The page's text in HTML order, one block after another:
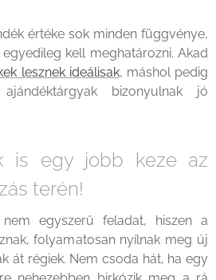
értéke sok minden függvénye,
kell meghatározni. Akad
lesznek ideálisak, máshol pedig
bizonyulnak jó
is egy jobb keze az
terén!
nem egyszerű feladat, hiszen a
folyamatosan nyílnak meg új
át régiek. Nem csoda hát, ha egy